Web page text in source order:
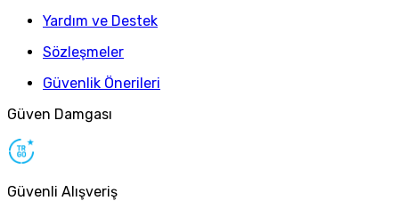
Yardım ve Destek
Sözleşmeler
Güvenlik Önerileri
Güven Damgası
Güvenli Alışveriş